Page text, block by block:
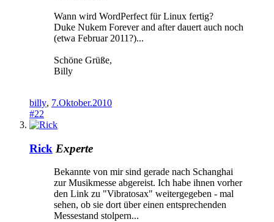
Wann wird WordPerfect für Linux fertig?
Duke Nukem Forever and after dauert auch noch
(etwa Februar 2011?)...
Schöne Grüße,
Billy
billy, 7.Oktober.2010
#22
Rick Experte
Bekannte von mir sind gerade nach Schanghai
zur Musikmesse abgereist. Ich habe ihnen vorher
den Link zu "Vibratosax" weitergegeben - mal
sehen, ob sie dort über einen entsprechenden
Messestand stolpern...